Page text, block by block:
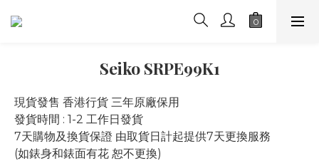
Seiko SRPE99K1
現貨發售 香港行貨 三年原廠保用
發貨時間 : 1-2 工作日發貨
7天購物及換貨保證 由取貨日計起提供7天更換服務
(如錶身和錶面有花 恕不更換)